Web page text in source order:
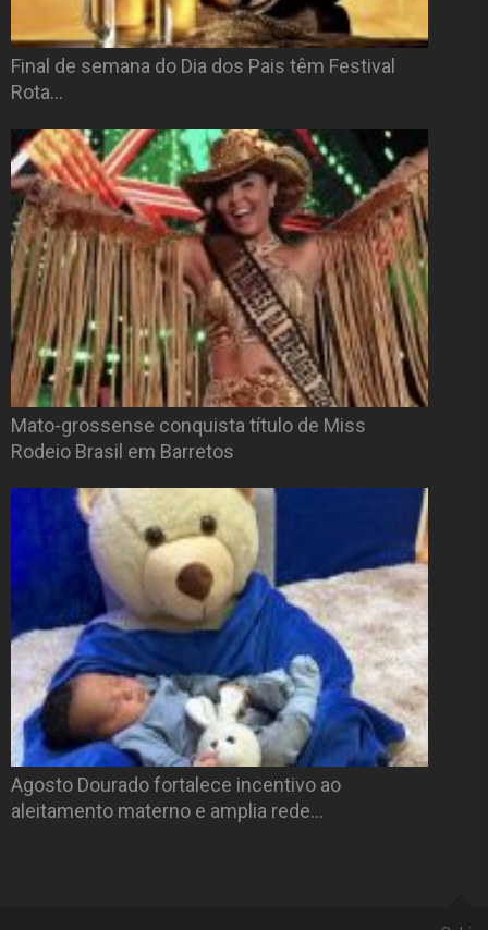
Final de semana do Dia dos Pais têm Festival
Rota…
Mato-grossense conquista título de Miss
Rodeio Brasil em Barretos
Agosto Dourado fortalece incentivo ao
aleitamento materno e amplia rede…